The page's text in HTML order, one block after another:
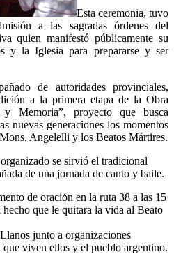
Esta ceremonia, tuvo
a las sagradas órdenes del
quien manifestó públicamente su
y la Iglesia para prepararse y ser
de autoridades provinciales,
a la primera etapa de la Obra
y Memoria”, proyecto que busca
nuevas generaciones los momentos
Angelelli y los Beatos Mártires.
se sirvió el tradicional
de una jornada de canto y baile.
de oración en la ruta 38 a las 15
que le quitara la vida al Beato
junto a organizaciones
que viven ellos y el pueblo argentino.